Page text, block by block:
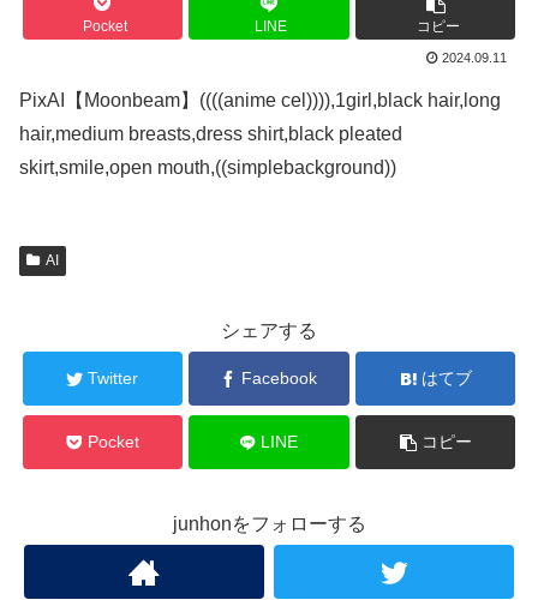
Pocket LINE コピー
2024.09.11
PixAI【Moonbeam】((((anime cel)))),1girl,black hair,long
hair,medium breasts,dress shirt,black pleated
skirt,smile,open mouth,((simplebackground))
AI
シェアする
Twitter Facebook はてブ
Pocket LINE コピー
junhonをフォローする